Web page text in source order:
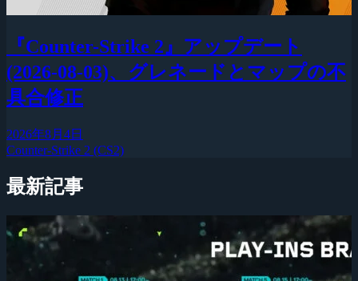
『Counter-Strike 2』アップデート
(2026-08-03)、グレネードとマップの不
具合修正
2026年8月4日
Counter-Strike 2 (CS2)
最新記事